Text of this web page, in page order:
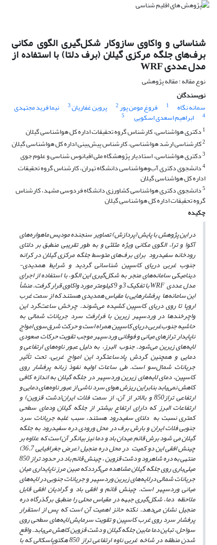
شناسائی و واکاوی سازوکار شکل‌گیری الگوی مکانی
برف‌های جلگه مرکزی گیلان (برف دلتا) با استفاده از
مدل عددی WRF
نوع مقاله : مقاله پژوهشی
نویسندگان
سمانه نگاه
1 فروغ مومن پور2 پروین غفاریان3 نیما فرید مجتهدی
4 ابراهیم اسعدی اسکویی
5
1 دکتری هواشناسی، کارشناس گروه تحقیقات اداره کل هواشناسی گیلان
2کارشناسی ارشد هواشناسی، کارشناس پیش‌بینی اداره کل هواشناسی گیلان
3دکتری هواشناسی، استادیار پژوهشگاه ملی اقیانوس شناسی و علوم جوی
4دانشجوی دکتری آب‌وهواشناسی دانشگاه تهران، کارشناس گروه تحقیقات
اداره کل هواشناسی گیلان
5دانشجوی دکتری هواشناسی کشاورزی دانشگاه فردوسی مشهد، کارشناس
گروه تحقیقات اداره کل هواشناسی گیلان
چکیده
در این پژوهش با پایش (پردازش) تصاویر سنجنده‌ مودیس ماهواره‌های
آکوا و ترا، الگوی مکانی ویژه مثلثی و به طور تقریبی منطبق بر دلتای
رودخانه سفیدرود برای برف‌های متوسط جلگه مرکزی گیلان در کرانه
جنوب غربی دریای کاسپین شناسائی گردید و شرایط همدیدی-
دینامیکی سامانه‌های منجر به شکل‌گیری این الگو، با استفاده از اجرای
مدل عددیWRF با تفکیک 3 و 9 کیلومتر مورد واکاوی قرار گرفت. منشأ
این سامانه‌ها پرفشارهایی با مقیاس همدیدی هستند که از سمت غرب
اروپا تا روی دریای کاسپین کشیده می‌شوند. چرخش ساعت‌گرد این
واچرخند‌ها در وردسپهر زیرین با فرارفت سرد جریانات شمالی به
حاشیه جنوب‌غربی دریای کاسپین همراه است و حرکت شرق‌سوی امواج
ناپایدار ترازهای میانی و فوقانی وردسپهر موجب تقویت حرکات صعودی
لایه‌های زیرین می‌شود‌. جنوب البرز، به دلیل عبور‌ ناوه‌های ارتفاعی و
دمایی و همچنین گردش پادساعتگرد این امواج غربی، تحت تأثیر
جریانات شمال‌سو است. طی ساعات اولیه نفوذ زبانه پرفشار روی
کاسپین، دمای لایه‌های زیرین وردسپهر در جلگه گیلان به اندازه کافی
کاهش نمی‌یابد بنابراین ریزش هوای سرد ناشی از عبور ناوه‌های دمایی و
ارتفاعی تراز850 ‌و بالاتر از آن، از سمت فلات ایران(دشت قزوین) و
ارتفاعات البرز که دارای ارتفاع بیشتر از جلگه گیلان ودمای سطحی
کمتری نسبت به دلتای سفیدرود هستند، سبب غلبه جریانات سرد
جنوبی فلات ایران و بارش برف در محل ورودی دره سفید‌رود به جلگه
گیلان می شود برش قائم میدان باد و دما نیز بیانگر آن است که علاوه بر
چینش افقی این دو کمیت در محل دره منجیل (عرض جغرافیایی 36.7)
منتهی به دره شاهرود و دشت قزوین ، چینش قائم باد در حدود تراز 850
میلی‌باری روی جلگه گیلان مشاهده می‌گرددکه مبین مرز ناپایداری میان
جریانات شمالی درلایه‌های زیرین وردسپهر و جریانات جنوبی در لایه‌های
میانی وردسپهر است. چینش قائم و افقی باد و گرادیان افقی قابل
ملاحظه دما، شکل‌گیری جبهه در مقیاس محلی را منطبق برگذرگاه دره
منجیل نشان می‌دهد. نکته حائز اهمیت آن است که پس از استقرار
پرفشار سرد روی غرب کاسپین و تقویت سرمایش لایه‌های سطحی روی
سواحل، تباین دما مابین جلگه گیلان و دشت قزوین کاهش می‌یابد. واقع
شدن منطقه در شاخه غربی ناوه ارتفاعی تراز 850 هکتوپاسکالی که با